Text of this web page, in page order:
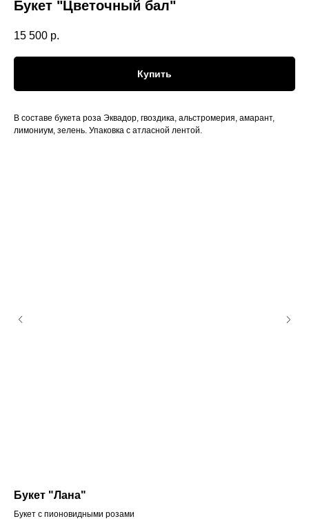
Букет "Цветочный бал"
15 500 р.
Купить
В составе букета роза Эквадор, гвоздика, альстромерия, амарант,
лимониум, зелень. Упаковка с атласной лентой.
Букет "Лана"
Букет с пионовидными розами